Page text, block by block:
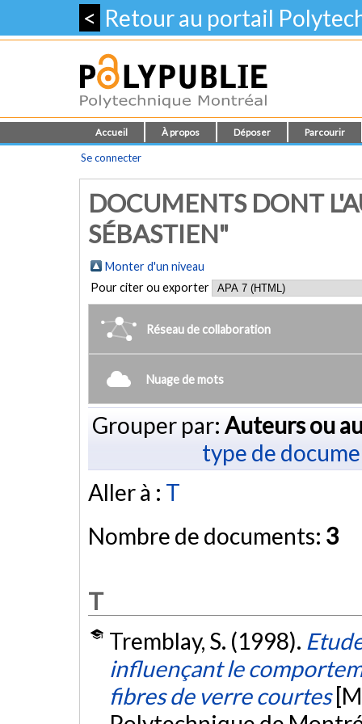
< Retour au portail
Accueil À propos Déposer Parcourir
Se connecter
DOCUMENTS DONT
SÉBASTIEN"
Monter d'un niveau
Pour citer ou exporter
Réseau de collaboration
Nuage de mots
Grouper par: Auteurs ou
type de
Aller à : T
Nombre de documents: 3
T
Tremblay, S. (1998).
influençant le
fibres de verre courtes